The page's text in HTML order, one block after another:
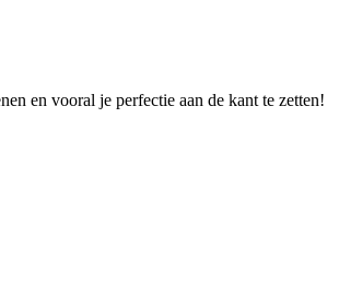
en vooral je perfectie aan de kant te zetten!